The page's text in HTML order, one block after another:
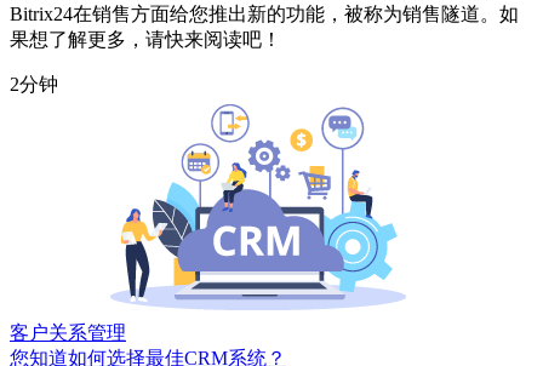
Bitrix24在销售方面给您推出新的功能，被称为销售隧道。如
果想了解更多，请快来阅读吧！
2分钟
客户关系管理
您知道如何选择最佳CRM系统？